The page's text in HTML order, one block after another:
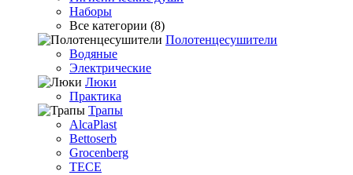
Наборы
Все категории (8)
Полотенцесушители
Водяные
Электрические
Люки
Практика
Трапы
AlcaPlast
Bettoserb
Grocenberg
TECE